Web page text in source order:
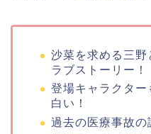
沙菜を求める三
ラブストーリー！
登場キャラクタ
白い！
過去の医療事故の